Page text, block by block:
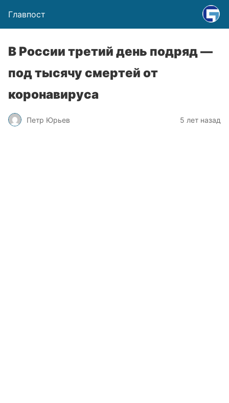
Главпост
В России третий день подряд —
под тысячу смертей от
коронавируса
Петр Юрьев 5 лет назад